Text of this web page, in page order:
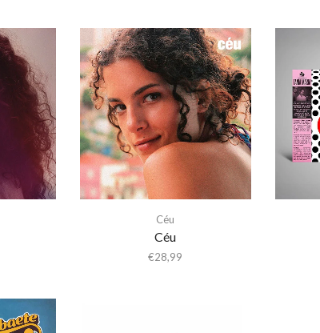
Céu
Céu
€28,99